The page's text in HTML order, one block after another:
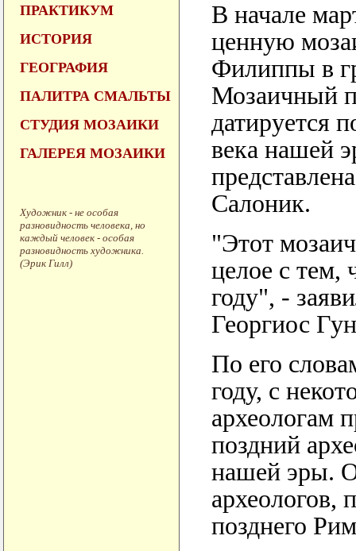
ПРАКТИКУМ
ИСТОРИЯ
ГЕОГРАФИЯ
ПАЛИТРА СМАЛЬТЫ
СТУДИЯ МОЗАИКИ
ГАЛЕРЕЯ МОЗАИКИ
Художник - не особая
разновидность человека, но
каждый человек - особая
разновидность художника.
(Эрик Гилл)
В начале
ценную
Филиппы в
Мозаичный
датируется
века нашей
Салоник.
"Этот
целое с тем,
году", -
Георгиос
По его
году, с
археологам
поздний
нашей эры.
археологов,
позднего